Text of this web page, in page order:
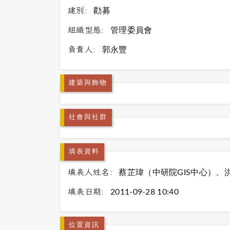
建別: 勸募
組織型態: 管理委員會
負責人: 郭永豐
建築與飾物
社會與社群
填表資料
填表人姓名: 蔡芷瑋（中研院GIS中心）、
填表日期: 2011-09-28 10:40
位置資訊